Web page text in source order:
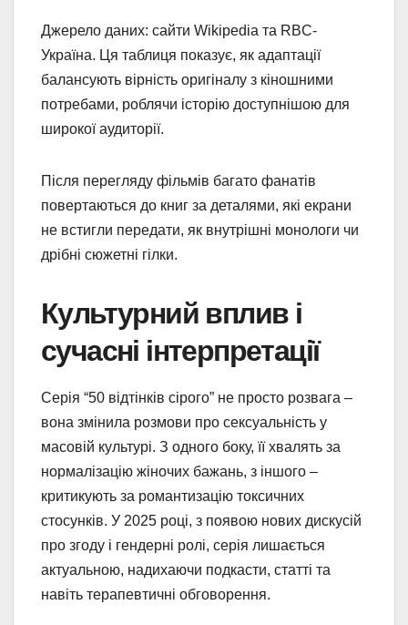
Джерело даних: сайти Wikipedia та RBC-
Україна. Ця таблиця показує, як адаптації
балансують вірність оригіналу з кіношними
потребами, роблячи історію доступнішою для
широкої аудиторії.
Після перегляду фільмів багато фанатів
повертаються до книг за деталями, які екрани
не встигли передати, як внутрішні монологи чи
дрібні сюжетні гілки.
Культурний вплив і
сучасні інтерпретації
Серія “50 відтінків сірого” не просто розвага –
вона змінила розмови про сексуальність у
масовій культурі. З одного боку, її хвалять за
нормалізацію жіночих бажань, з іншого –
критикують за романтизацію токсичних
стосунків. У 2025 році, з появою нових дискусій
про згоду і гендерні ролі, серія лишається
актуальною, надихаючи подкасти, статті та
навіть терапевтичні обговорення.